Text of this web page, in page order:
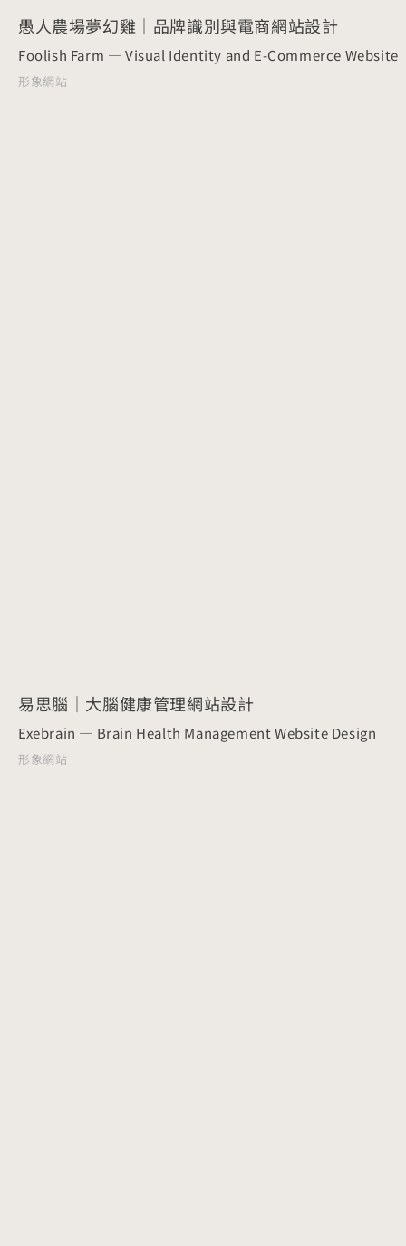
愚人農場夢幻雞｜品牌識別與電商網站設計
Foolish Farm — Visual Identity and E-Commerce Website
形象網站
易思腦｜大腦健康管理網站設計
Exebrain — Brain Health Management Website Design
形象網站